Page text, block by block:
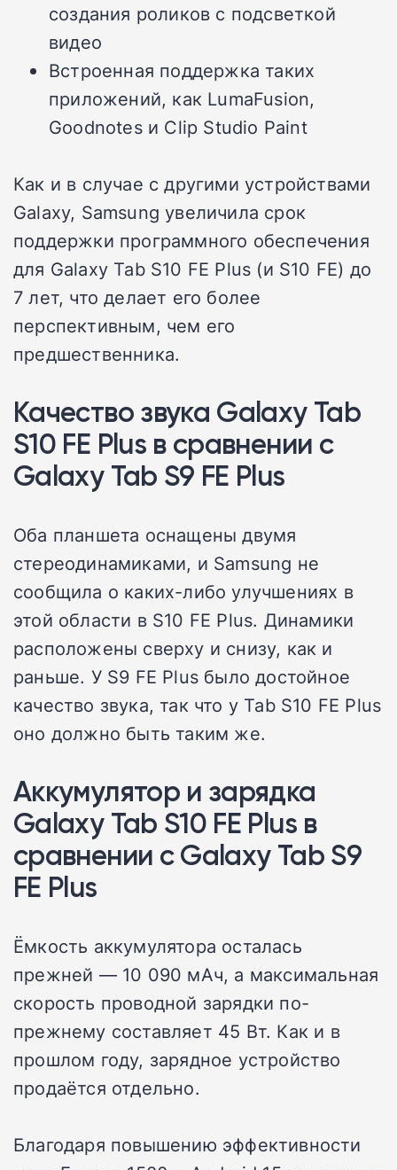
создания роликов с подсветкой
видео
Встроенная поддержка таких
приложений, как LumaFusion,
Goodnotes и Clip Studio Paint
Как и в случае с другими устройствами
Galaxy, Samsung увеличила срок
поддержки программного обеспечения
для Galaxy Tab S10 FE Plus (и S10 FE) до
7 лет, что делает его более
перспективным, чем его
предшественника.
Качество звука Galaxy Tab
S10 FE Plus в сравнении с
Galaxy Tab S9 FE Plus
Оба планшета оснащены двумя
стереодинамиками, и Samsung не
сообщила о каких-либо улучшениях в
этой области в S10 FE Plus. Динамики
расположены сверху и снизу, как и
раньше. У S9 FE Plus было достойное
качество звука, так что у Tab S10 FE Plus
оно должно быть таким же.
Аккумулятор и зарядка
Galaxy Tab S10 FE Plus в
сравнении с Galaxy Tab S9
FE Plus
Ёмкость аккумулятора осталась
прежней — 10 090 мАч, а максимальная
скорость проводной зарядки по-
прежнему составляет 45 Вт. Как и в
прошлом году, зарядное устройство
продаётся отдельно.
Благодаря повышению эффективности